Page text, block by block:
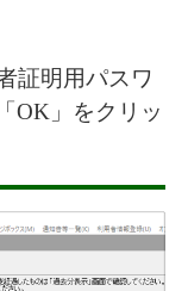
証明用パスワ
OK」をクリッ